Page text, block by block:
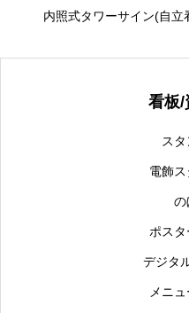
内照式タワーサイン(自
看板/
ス
電飾
の
ポス
デジタ
メニ